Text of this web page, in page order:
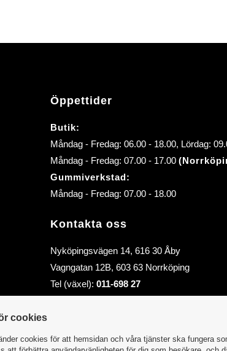
Öppettider
Butik:
Måndag - Fredag: 06.00 - 18.00, Lördag:
Måndag - Fredag: 07.00 - 17.00
Gummiverkstad:
Måndag - Fredag: 07.00 - 18.00
Kontakta oss
Nyköpingsvägen 14, 616 30 Åby
Vagngatan 12B, 603 63 Norrköping
Tel (växel): 011-698 27
cookies
cookies för att hemsidan och våra tjänster ska fungera